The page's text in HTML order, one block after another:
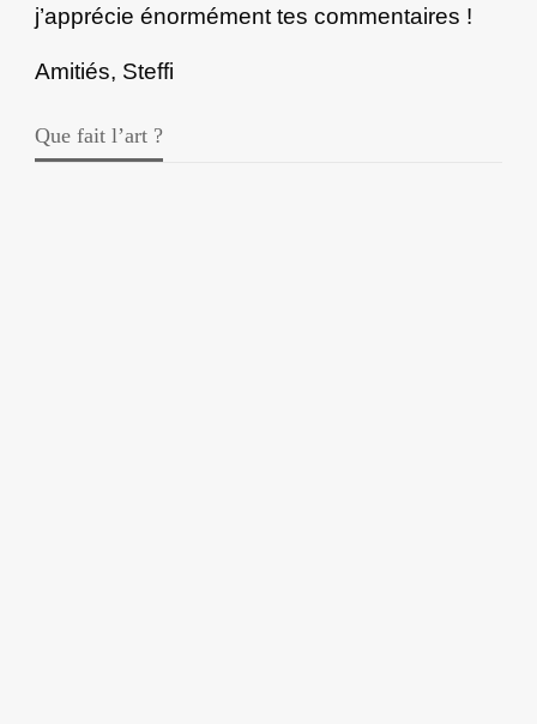
j’apprécie énormément tes commentaires !
Amitiés, Steffi
Que fait l’art ?